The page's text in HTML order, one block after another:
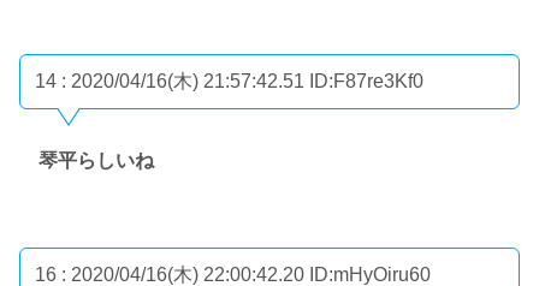
14 : 2020/04/16(木) 21:57:42.51 ID:F87re3Kf0
琴平らしいね
16 : 2020/04/16(木) 22:00:42.20 ID:mHyOiru60